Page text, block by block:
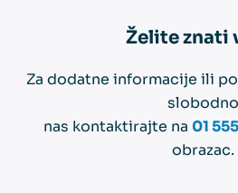
Želite znati
Za dodatne informacije ili
slobodno
nas kontaktirajte na 01
obrazac.